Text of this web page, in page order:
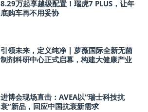
8.29万起享越级配置！瑞虎7 PLUS，让年
底购车再不用妥协
引领未来，定义纯净 | 萝薇国际全新无菌
制剂科研中心正式启幕，构建大健康产业
进博会现场直击：AVEA以“瑞士科技抗
衰”新品，回应中国抗衰新需求